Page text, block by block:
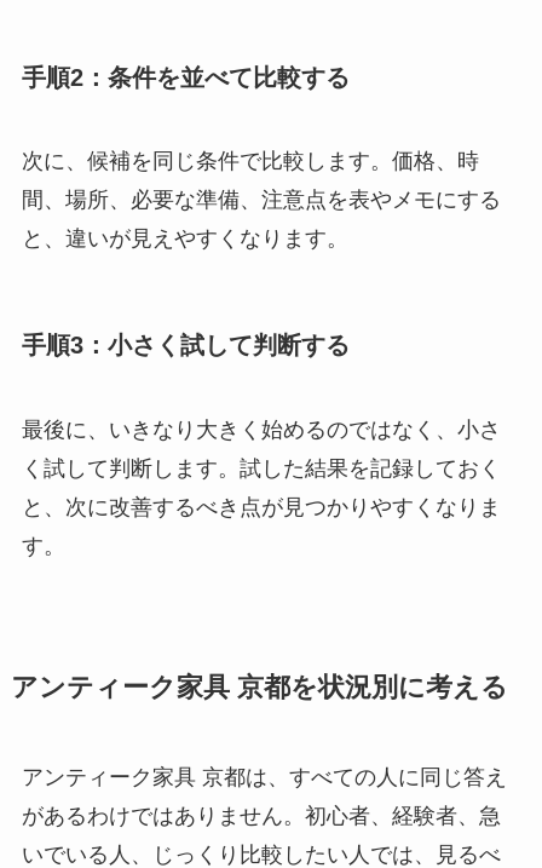
手順2：条件を並べて比較する
次に、候補を同じ条件で比較します。価格、時
間、場所、必要な準備、注意点を表やメモにする
と、違いが見えやすくなります。
手順3：小さく試して判断する
最後に、いきなり大きく始めるのではなく、小さ
く試して判断します。試した結果を記録しておく
と、次に改善するべき点が見つかりやすくなりま
す。
アンティーク家具 京都を状況別に考える
アンティーク家具 京都は、すべての人に同じ答え
があるわけではありません。初心者、経験者、急
いでいる人、じっくり比較したい人では、見るべ